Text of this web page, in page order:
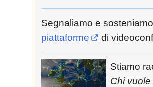
Segnaliamo e
piattaforme
di
Stiamo
Chi